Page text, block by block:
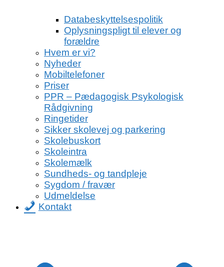
Databeskyttelsespolitik
Oplysningspligt til elever og
forældre
Hvem er vi?
Nyheder
Mobiltelefoner
Priser
PPR – Pædagogisk Psykologisk
Rådgivning
Ringetider
Sikker skolevej og parkering
Skolebuskort
Skoleintra
Skolemælk
Sundheds- og tandpleje
Sygdom / fravær
Udmeldelse
Kontakt